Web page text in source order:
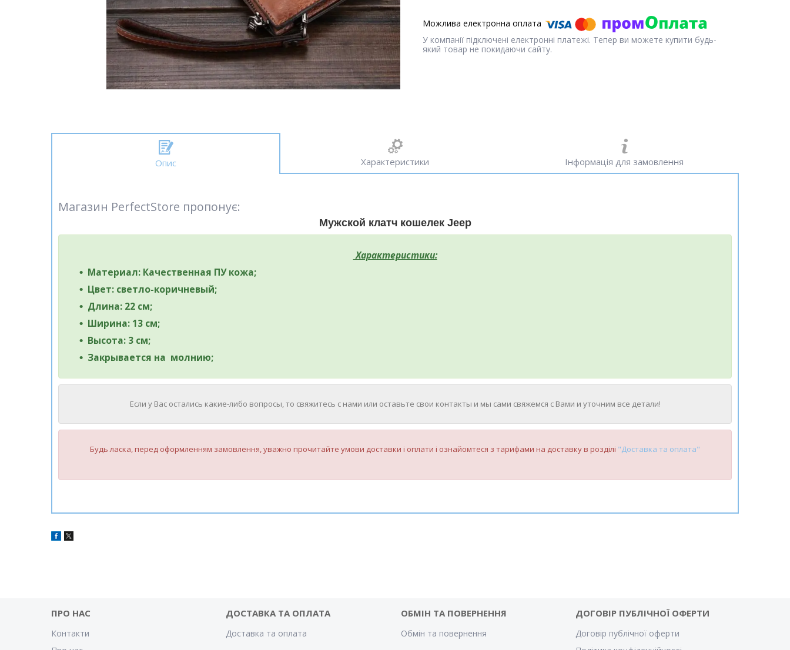
У компанії підключені електронні платежі. Тепер ви можете купити будь-
який товар не покидаючи сайту.
Опис Характеристики Інформація для замовлення
Магазин PerfectStore пропонує:
Мужской клатч кошелек Jeep
Характеристики:
Материал: Качественная ПУ кожа;
Цвет: светло-коричневый;
Длина: 22 см;
Ширина: 13 см;
Высота: 3 см;
Закрывается на молнию;
Если у Вас остались какие-либо вопросы, то свяжитесь с нами или оставьте свои контакты и мы сами свяжемся с Вами и уточним все детали!
Будь ласка, перед оформленням замовлення, уважно прочитайте умови доставки і оплати і ознайомтеся з тарифами на доставку в розділі "Доставка та оплата"
ПРО НАС
Контакти
ДОСТАВКА ТА ОПЛАТА
Доставка та оплата
ОБМІН ТА ПОВЕРНЕННЯ
Обмін та повернення
ДОГОВІР ПУБЛІЧНОЇ ОФЕРТИ
Договір публічної оферти